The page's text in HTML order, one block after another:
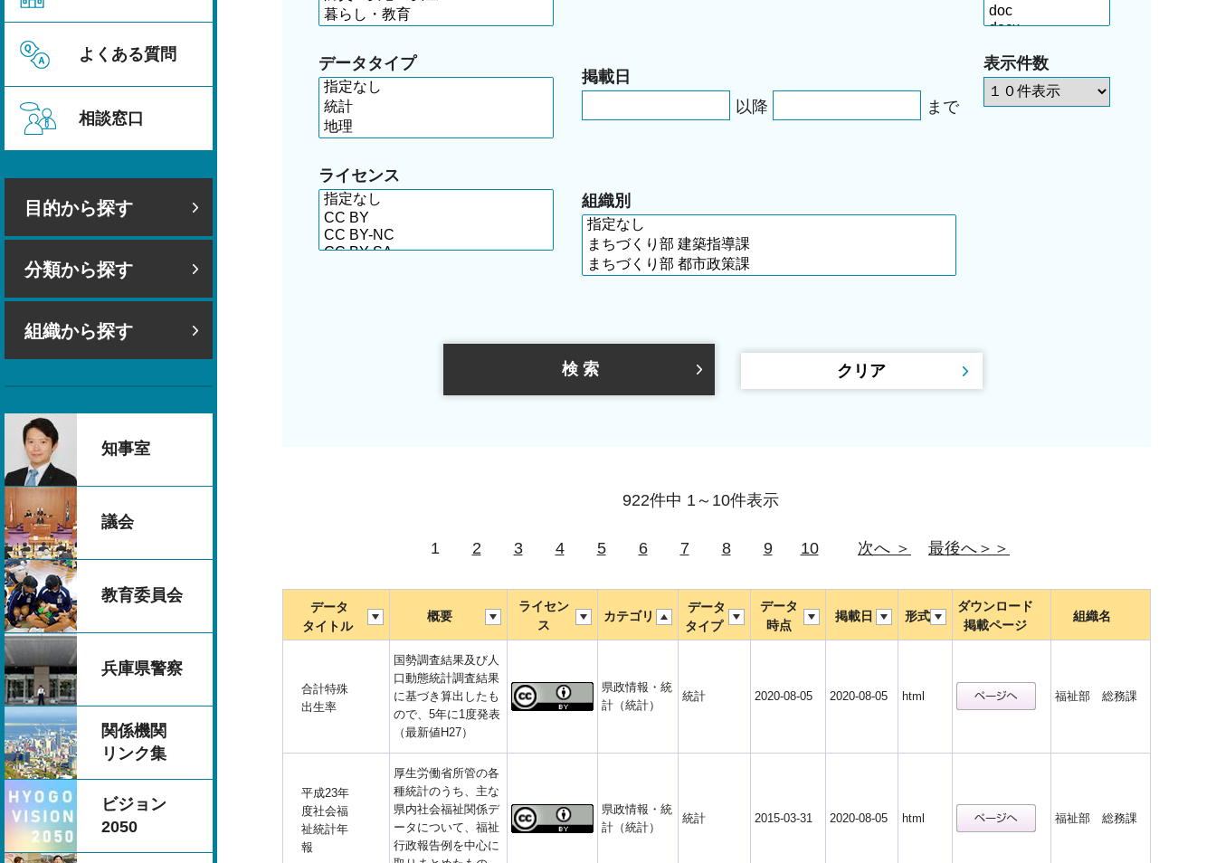
よくある質問
相談窓口
目的から探す
分類から探す
組織から探す
知事室
議会
教育委員会
兵庫県警察
関係機関
リンク集
ビジョン
2050
データタイプ
ライセンス
掲載日
以降
まで
表示件数
組織別
922件中 1～10件表示
1 2 3 4 5 6 7 8 9 10 次へ ＞ 最後へ＞＞
データ
タイトル
概要
ライセン
ス
カテゴリ
データ
タイプ
データ
時点
掲載日 形式
ダウンロード
掲載ページ
組織名
合計特殊
出生率
国勢調査結果及び人
口動態統計調査結果
に基づき算出したも
ので、5年に1度発表
（最新値H27）
県政情報・統
計（統計）
統計 2020-08-05 2020-08-05 html 福祉部 総務課
平成23年
度社会福
祉統計年
報
厚生労働省所管の各
種統計のうち、主な
県内社会福祉関係デ
ータについて、福祉
行政報告例を中心に
県政情報・統
計（統計）
統計 2015-03-31 2020-08-05 html 福祉部 総務課